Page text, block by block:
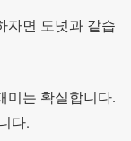
자면 도넛과 같습
미는 확실합니다.
다.